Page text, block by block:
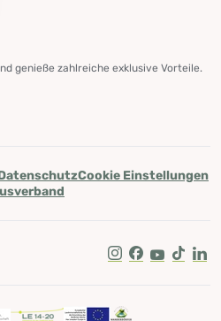
genieße zahlreiche exklusive Vorteile.
Cookie Einstellungen
Instagram
Facebook
Youtube
Tik Tok